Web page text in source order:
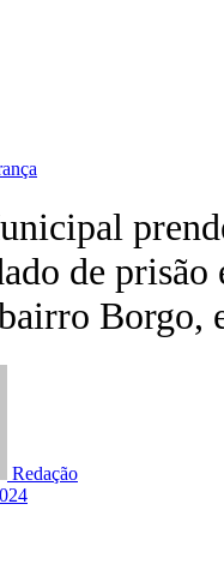
de prisão
Borgo,
Redação